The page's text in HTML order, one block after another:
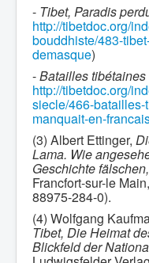
- Tibet, Paradis
http://tibetdoc.org/
bouddhiste/483-
demasque)
-Batailles tibétaines
http://tibetdoc.org/
siecle/466-
manquait-en-
(3) Albert Ettinger,
Lama. Wie
Geschichte fälschen,
Francfort-sur-le
88975-284-0).
(4) Wolfgang
Tibet, Die Heimat
Blickfeld der